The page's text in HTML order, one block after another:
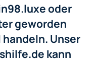
oder
geworden
Unser
kann